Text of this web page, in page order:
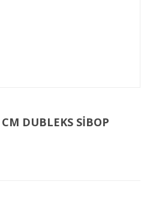
DUBLEKS SİBOP